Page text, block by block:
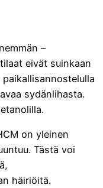
–
eivät suinkaan
sydänlihasta.
on yleinen
Tästä voi
häiriöitä.